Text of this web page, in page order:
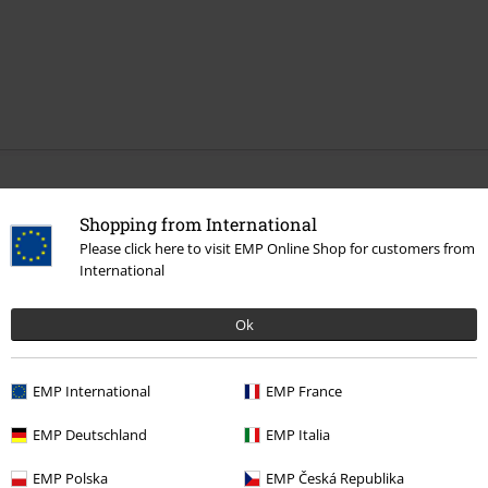
Shopping from International
Please click here to visit EMP Online Shop for customers from
International
Ok
EMP International EMP France
EMP Deutschland EMP Italia
EMP Polska EMP Česká Republika
Band Merch Genre Hardrock
Medien Vinyl
Band Merch Medien Schallplatten
E-Mail Newsletter